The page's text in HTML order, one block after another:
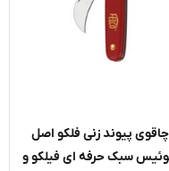
پیوند زنی فلکو اصل
سبک حرفه ای فیلکو و